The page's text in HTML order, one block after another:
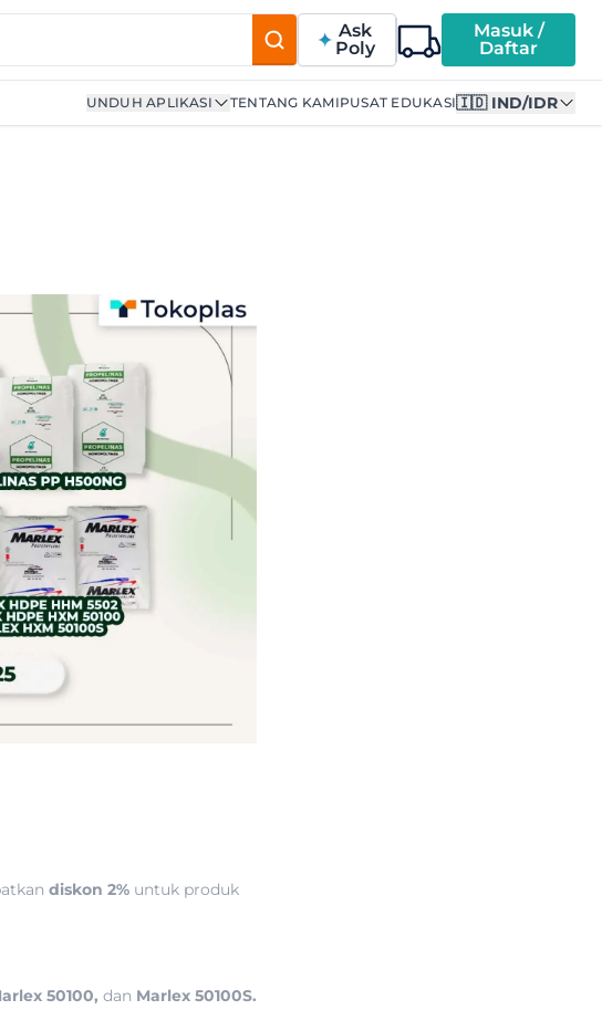
Ask
Poly
Masuk /
Daftar
UNDUH APLIKASI TENTANG KAMIPUSAT EDUKASI🇮🇩 IND/IDR
diskon 2% untuk produk
50100, dan Marlex 50100S.